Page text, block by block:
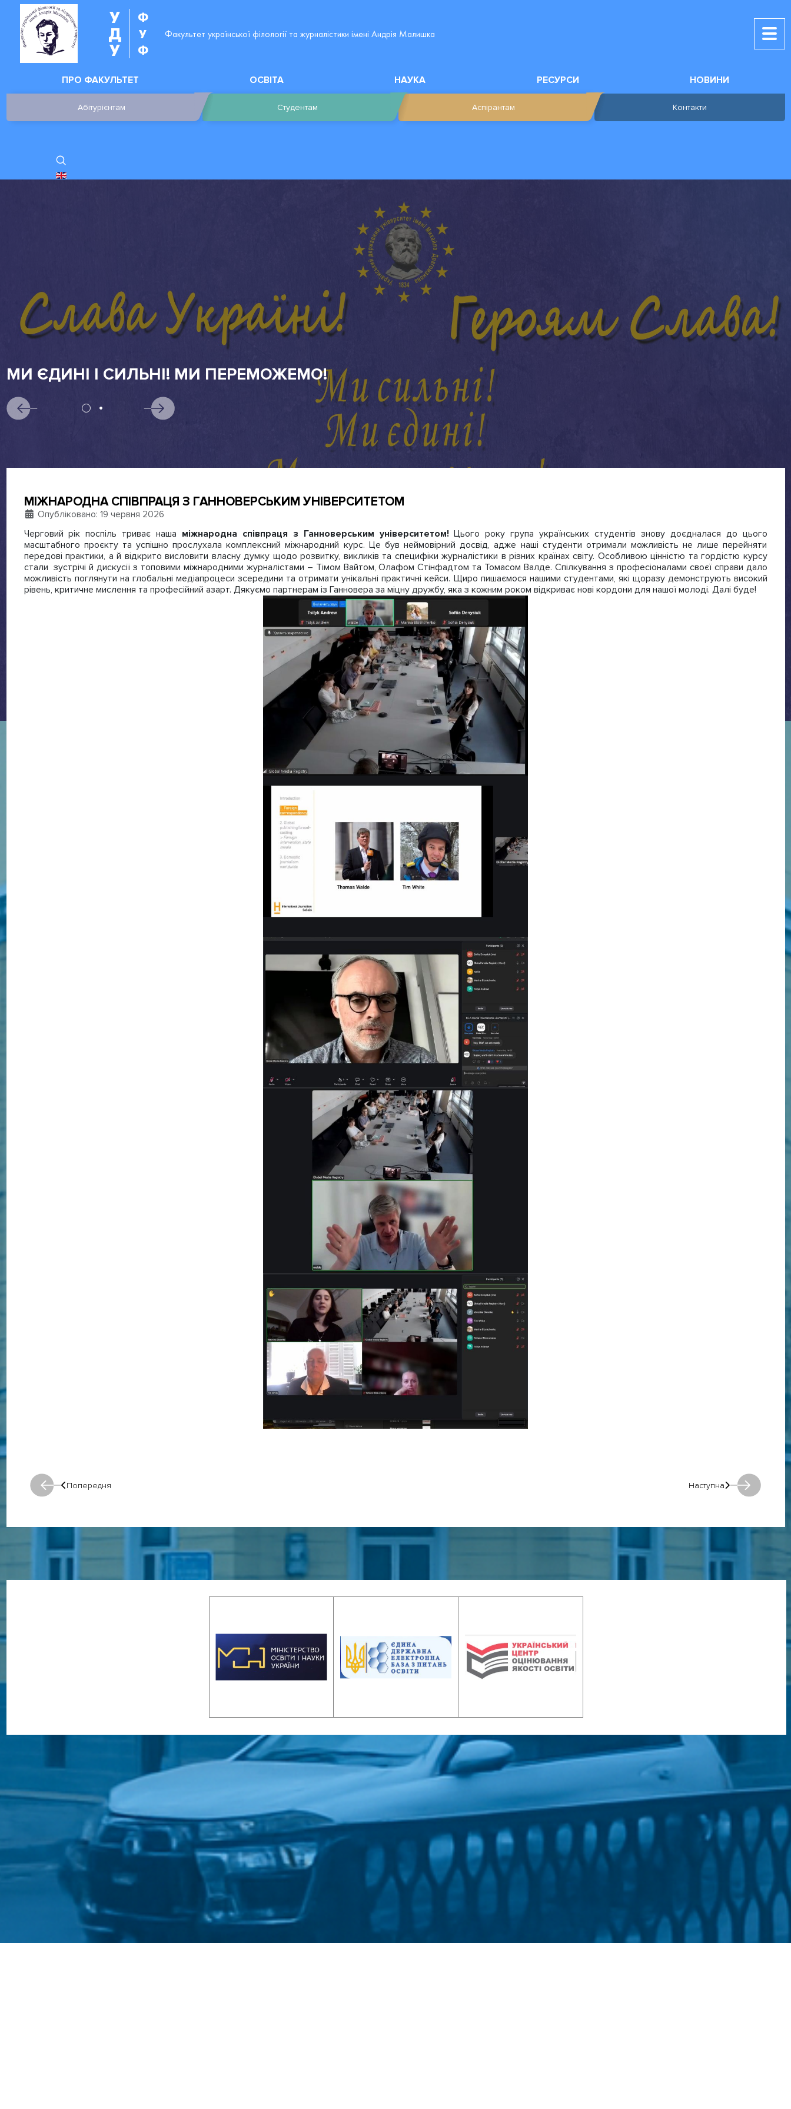
У
Д
У
Ф
У
Ф
Факультет української філології та журналістики імені Андрія Малишка
ПРО ФАКУЛЬТЕТ ОСВІТА НАУКА РЕСУРСИ НОВИНИ
Абітурієнтам Студентам Аспірантам Контакти
ОБЕРІТЬ СВОЮ МОВУ
АБІТУРІЄНТАМ
МІЖНАРОДНА СПІВПРАЦЯ З ГАННОВЕРСЬКИМ УНІВЕРСИТЕТОМ
Деталі
Опубліковано: 19 червня 2026
Черговий рік поспіль триває наша міжнародна співпраця з Ганноверським університетом! Цього року група українських студентів знову доєдналася до цього
масштабного проєкту та успішно прослухала комплексний міжнародний курс. Це був неймовірний досвід, адже наші студенти отримали можливість не лише перейняти
передові практики, а й відкрито висловити власну думку щодо розвитку, викликів та специфіки журналістики в різних країнах світу. Особливою цінністю та гордістю курсу
стали зустрічі й дискусії з топовими міжнародними журналістами – Тімом Вайтом, Олафом Стінфадтом та Томасом Валде. Спілкування з професіоналами своєї справи дало
можливість поглянути на глобальні медіапроцеси зсередини та отримати унікальні практичні кейси. Щиро пишаємося нашими студентами, які щоразу демонструють високий
рівень, критичне мислення та професійний азарт. Дякуємо партнерам із Ганновера за міцну дружбу, яка з кожним роком відкриває нові кордони для нашої молоді. Далі буде!
Попередня
Попередня: Попередня Наступна
Наступна: Наступна